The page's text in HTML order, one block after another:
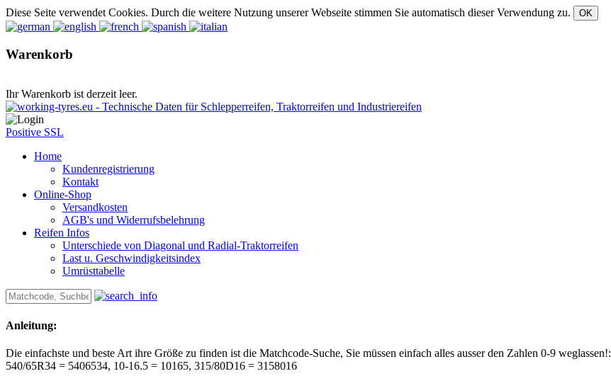
Diese Seite verwendet Cookies. Durch die weitere Nutzung unserer Webseite stimmen Sie automatisch dieser Verwendung zu.
Warenkorb
Ihr Warenkorb ist derzeit leer.
Positive SSL
Home
Kundenregistrierung
Kontakt
Online-Shop
Versandkosten
AGB's und Widerrufsbelehrung
Reifen Infos
Unterschiede von Diagonal und Radial-Traktorreifen
Last u. Geschwindigkeitsindex
Umrüsttabelle
Anleitung:
Die einfachste und beste Art ihre Größe zu finden ist die Matchcode-Suche, Sie müssen einfach alles ausser den Zahlen 0-9 weglassen!:
540/65R34 = 5406534, 10-16.5 = 10165, 315/80D16 = 3158016